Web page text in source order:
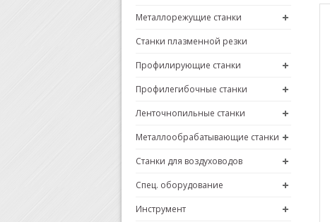
Металлорежущие станки
Станки плазменной резки
Профилирующие станки
Профилегибочные станки
Ленточнопильные станки
Металлообрабатывающие станки
Станки для воздуховодов
Спец. оборудование
Инструмент